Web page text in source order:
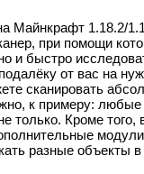
Майнкрафт 1.18.2/
при помощи
и быстро
от вас на
сканировать
к примеру:
только. Кроме того,
разные объекты